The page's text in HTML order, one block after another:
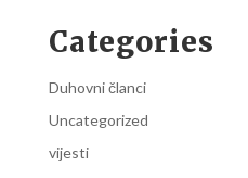
Categories
Duhovni članci
Uncategorized
vijesti